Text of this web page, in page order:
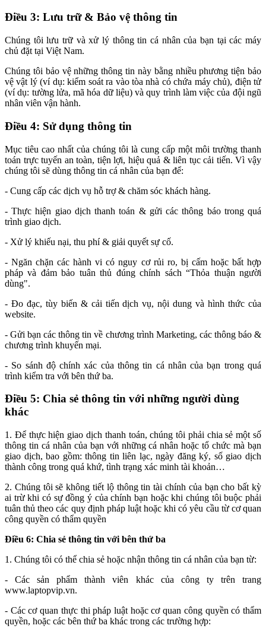
Điều 3: Lưu trữ & Bảo vệ thông tin
Chúng tôi lưu trữ và xử lý thông tin cá nhân của bạn tại các máy
chủ đặt tại Việt Nam.
Chúng tôi bảo vệ những thông tin này bằng nhiều phương tiện bảo
vệ vật lý (ví dụ: kiểm soát ra vào tòa nhà có chứa máy chủ), điện tử
(ví dụ: tường lửa, mã hóa dữ liệu) và quy trình làm việc của đội ngũ
nhân viên vận hành.
Điều 4: Sử dụng thông tin
Mục tiêu cao nhất của chúng tôi là cung cấp một môi trường thanh
toán trực tuyến an toàn, tiện lợi, hiệu quả & liên tục cải tiến. Vì vậy
chúng tôi sẽ dùng thông tin cá nhân của bạn để:
- Cung cấp các dịch vụ hỗ trợ & chăm sóc khách hàng.
- Thực hiện giao dịch thanh toán & gửi các thông báo trong quá
trình giao dịch.
- Xử lý khiếu nại, thu phí & giải quyết sự cố.
- Ngăn chặn các hành vi có nguy cơ rủi ro, bị cấm hoặc bất hợp
pháp và đảm bảo tuân thủ đúng chính sách “Thỏa thuận người
dùng".
- Đo đạc, tùy biến & cải tiến dịch vụ, nội dung và hình thức của
website.
- Gửi bạn các thông tin về chương trình Marketing, các thông báo &
chương trình khuyến mại.
- So sánh độ chính xác của thông tin cá nhân của bạn trong quá
trình kiểm tra với bên thứ ba.
Điều 5: Chia sẻ thông tin với những người dùng
khác
1. Để thực hiện giao dịch thanh toán, chúng tôi phải chia sẻ một số
thông tin cá nhân của bạn với những cá nhân hoặc tổ chức mà bạn
giao dịch, bao gồm: thông tin liên lạc, ngày đăng ký, số giao dịch
thành công trong quá khứ, tình trạng xác minh tài khoản…
2. Chúng tôi sẽ không tiết lộ thông tin tài chính của bạn cho bất kỳ
ai trừ khi có sự đồng ý của chính bạn hoặc khi chúng tôi buộc phải
tuân thủ theo các quy định pháp luật hoặc khi có yêu cầu từ cơ quan
công quyền có thẩm quyền
Điều 6: Chia sẻ thông tin với bên thứ ba
1. Chúng tôi có thể chia sẻ hoặc nhận thông tin cá nhân của bạn từ:
- Các sản phẩm thành viên khác của công ty trên trang
www.laptopvip.vn.
- Các cơ quan thực thi pháp luật hoặc cơ quan công quyền có thẩm
quyền, hoặc các bên thứ ba khác trong các trường hợp: